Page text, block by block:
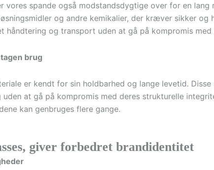
vores spande også modstandsdygtige over for en
og andre kemikalier, der kræver sikker og
håndtering og transport uden at gå på kompromis
brug
er kendt for sin holdbarhed og lange levetid.
at gå på kompromis med deres strukturelle
kan genbruges flere gange.
giver forbedret brandidentitet